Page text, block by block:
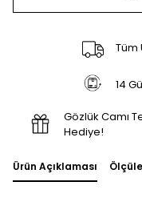
Tüm
14
Gözlük Camı
Hediye!
Ürün Açıklaması